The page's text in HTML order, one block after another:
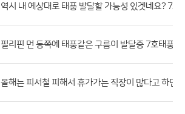
역시 내 예상대로 태풍 발달할 가능성 있겟네요? 7호
필리핀 먼 동쪽에 태풍같은 구름이 발달중 7호태풍
올해는 피서철 피해서 휴가가는 직장이 많다고 하던데